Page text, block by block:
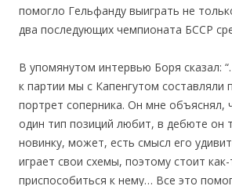
помогло Гельфанду выиграть не
два последующих чемпионата БССР
В упомянутом интервью Боря сказал:
к партии мы с Капенгутом составляли
портрет соперника. Он мне объяснял,
один тип позиций любит, в дебюте он
новинку, может, есть смысл его
играет свои схемы, поэтому стоит
приспособиться к нему… Все это